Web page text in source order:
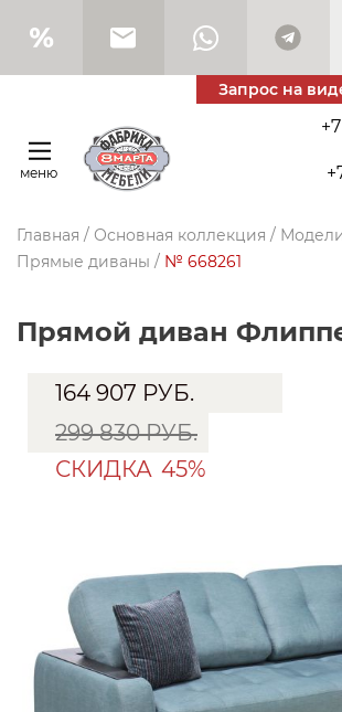
Запрос на
меню
Главная / Основная коллекция /
Прямые диваны / № 668261
прямой диван
164 907 РУБ.
299 830 РУБ.
СКИДКА 45%